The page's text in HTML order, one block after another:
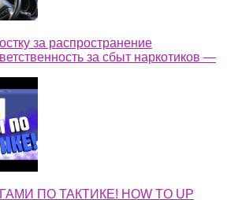
за распространение
за сбыт наркотиков —
ПО ТАКТИКЕ! HOW TO UP